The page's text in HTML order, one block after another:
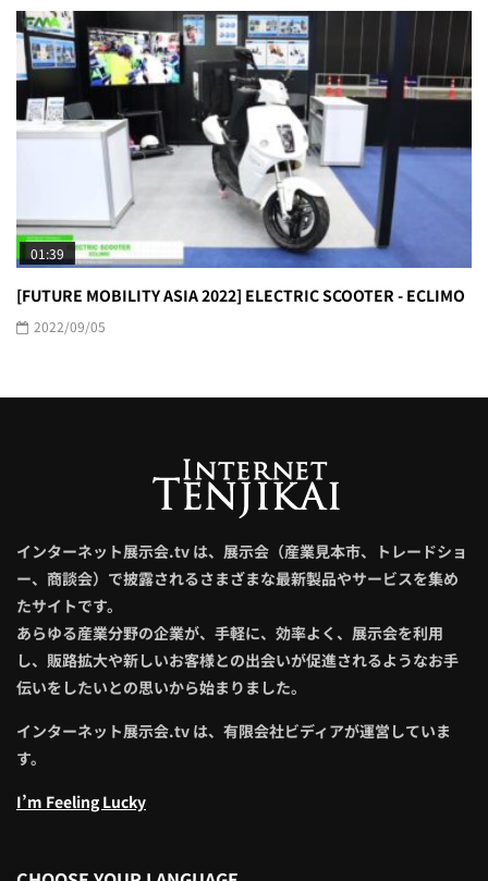
01:39
[FUTURE MOBILITY ASIA 2022] ELECTRIC SCOOTER - ECLIMO
2022/09/05
インターネット展示会.tv は、展示会（産業見本市、トレードショ
ー、商談会）で披露されるさまざまな最新製品やサービスを集め
たサイトです。
あらゆる産業分野の企業が、手軽に、効率よく、展示会を利用
し、販路拡大や新しいお客様との出会いが促進されるようなお手
伝いをしたいとの思いから始まりました。
インターネット展示会.tv は、有限会社ビディアが運営していま
す。
I’m Feeling Lucky